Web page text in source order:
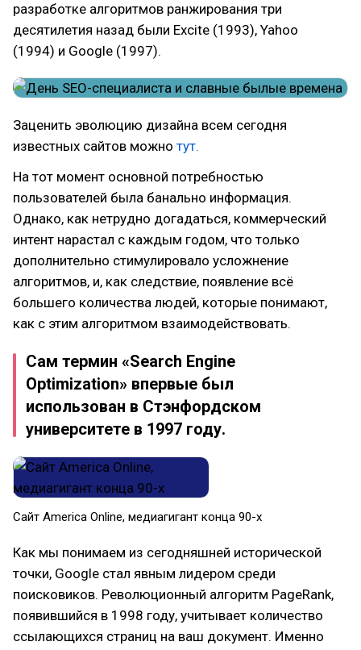
разработке алгоритмов ранжирования три
десятилетия назад были Excite (1993), Yahoo
(1994) и Google (1997).
Заценить эволюцию дизайна всем сегодня
известных сайтов можно тут.
На тот момент основной потребностью
пользователей была банально информация.
Однако, как нетрудно догадаться, коммерческий
интент нарастал с каждым годом, что только
дополнительно стимулировало усложнение
алгоритмов, и, как следствие, появление всё
большего количества людей, которые понимают,
как с этим алгоритмом взаимодействовать.
Сам термин «Search Engine
Optimization» впервые был
использован в Стэнфордском
университете в 1997 году.
Сайт America Online, медиагигант конца 90-х
Как мы понимаем из сегодняшней исторической
точки, Google стал явным лидером среди
поисковиков. Революционный алгоритм PageRank,
появившийся в 1998 году, учитывает количество
ссылающихся страниц на ваш документ. Именно